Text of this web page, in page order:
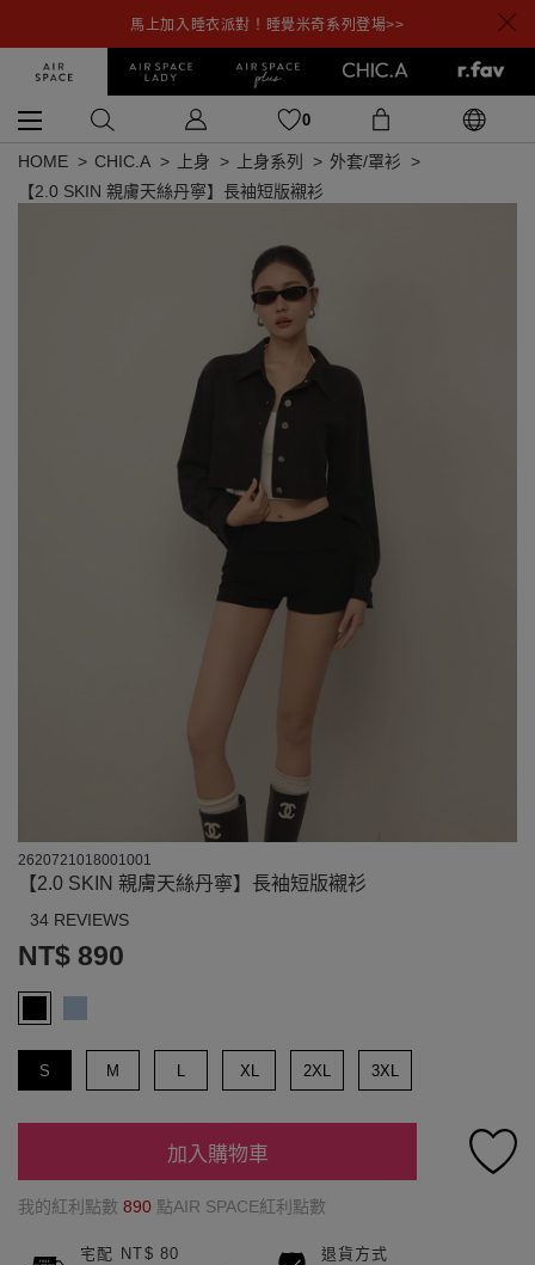
馬上加入睡衣派對！睡覺米奇系列登場>>
0
HOME CHIC.A 上身 上身系列
外套/罩衫
【2.0 SKIN 親膚天絲丹寧】長袖短版襯衫
2620721018001001
【2.0 SKIN 親膚天絲丹寧】長袖短版襯衫
34 REVIEWS
NT$ 890
S M L XL 2XL 3XL
加入購物車
我的紅利點數 890 點AIR SPACE紅利點數
宅配 NT$ 80
退貨方式